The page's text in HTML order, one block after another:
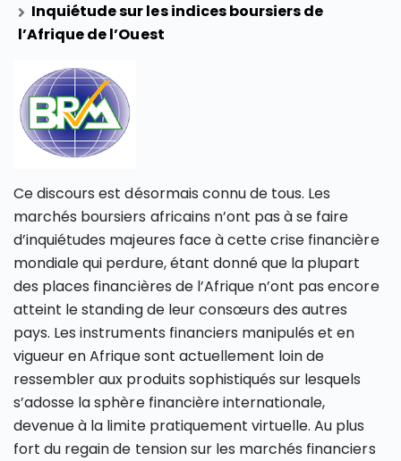
Inquiétude sur les indices boursiers de
l’Afrique de l’Ouest
Ce discours est désormais connu de tous. Les
marchés boursiers africains n’ont pas à se faire
d’inquiétudes majeures face à cette crise financière
mondiale qui perdure, étant donné que la plupart
des places financières de l’Afrique n’ont pas encore
atteint le standing de leur consœurs des autres
pays. Les instruments financiers manipulés et en
vigueur en Afrique sont actuellement loin de
ressembler aux produits sophistiqués sur lesquels
s’adosse la sphère financière internationale,
devenue à la limite pratiquement virtuelle. Au plus
fort du regain de tension sur les marchés financiers